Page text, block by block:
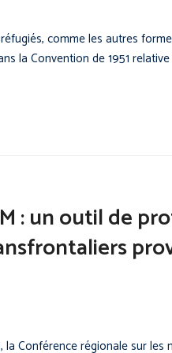
comme les autres
la Convention de 1951
: un outil de
la Conférence régionale sur